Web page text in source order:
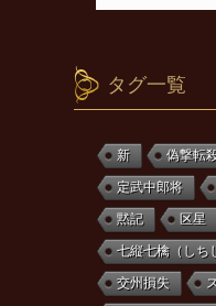
タグ一覧
新 偽撃転
定武中郎将
黙記 区星
七縦七檎（しち
交州損失